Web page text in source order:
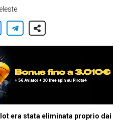
era stata eliminata proprio dai